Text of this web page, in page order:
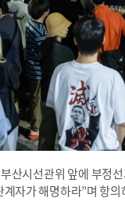
산시선관위 앞에 부정
계자가 해명하라”며 항